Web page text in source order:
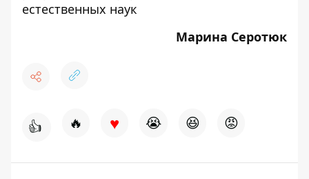
естественных наук
Марина Серотюк
👍 🔥 ♥ 😭 😆 😡